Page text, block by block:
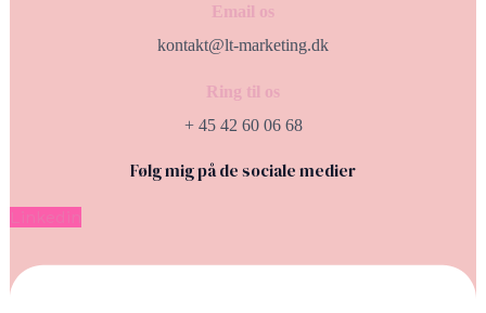
Email os
kontakt@lt-marketing.dk
Ring til os
+ 45 42 60 06 68
Følg mig på de sociale medier